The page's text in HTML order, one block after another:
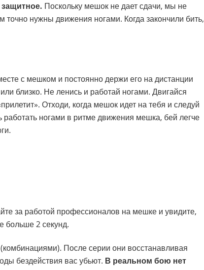
Поскольку мешок не дает сдачи, мы не
нужны движения ногами. Когда закончили бить,
с мешком и постоянно держи его на дистанции
близко. Не ленись и работай ногами. Двигайся
Отходи, когда мешок идет на тебя и следуй
ногами в ритме движения мешка, бей легче
за работой профессионалов на мешке и увидите,
больше 2 секунд.
После серии они восстанавливая
бездействия вас убьют. В реальном бою нет